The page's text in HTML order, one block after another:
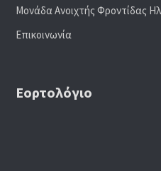
Μονάδα Ανοιχτής Φροντίδας
Επικοινωνία
Εορτολόγιο